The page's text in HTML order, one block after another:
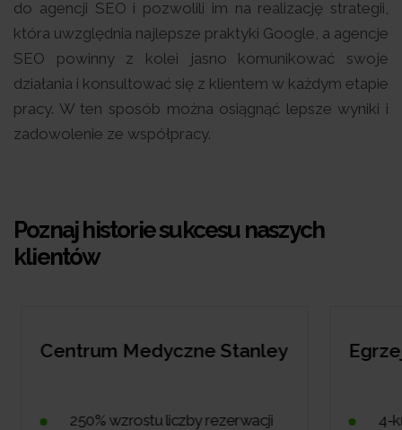
do agencji SEO i pozwolili im na realizację strategii,
która uwzględnia najlepsze praktyki Google, a agencje
SEO powinny z kolei jasno komunikować swoje
działania i konsultować się z klientem w każdym etapie
pracy. W ten sposób można osiągnąć lepsze wyniki i
zadowolenie ze współpracy.
Poznaj historie sukcesu naszych
klientów
Centrum Medyczne Stanley
250% wzrostu liczby rezerwacji
4-